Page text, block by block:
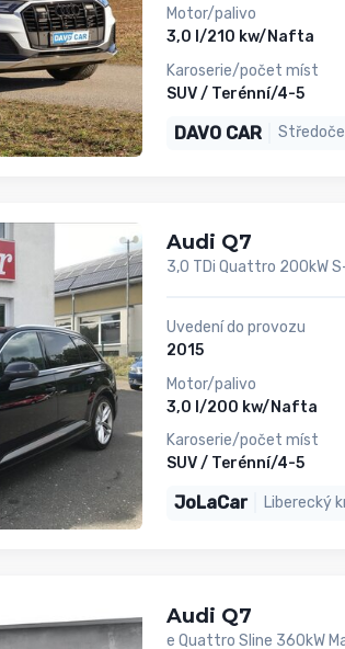
Motor/palivo
3,0 l/210 kw/Nafta
Karoserie/počet míst
SUV / Terénní/4-5
DAVO CAR
Audi Q7
3,0 TDi Quattro 200kW
Uvedení do provozu
2015
Motor/palivo
3,0 l/200 kw/Nafta
Karoserie/počet míst
SUV / Terénní/4-5
JoLaCar Liberecký
Audi Q7
e Quattro Sline 360kW